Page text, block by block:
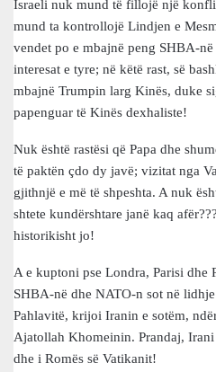
Israeli nuk mund të fillojë një
mund ta kontrollojë Lindjen e
vendet po e mbajnë peng SHBA-
interesat e tyre; në këtë rast, së
mbajnë Trumpin larg Kinës, duke
papenguar të Kinës dexhaliste!
Nuk është rastësi që Papa dhe
të paktën çdo dy javë; vizitat nga
gjithnjë e më të shpeshta. A nuk
shtete kundërshtare janë kaq
historikisht jo!
A e kuptoni pse Londra, Parisi dhe
SHBA-në dhe NATO-n sot në
Pahlavitë, krijoi Iranin e sotëm,
Ajatollah Khomeinin. Prandaj,
dhe i Romës së Vatikanit!